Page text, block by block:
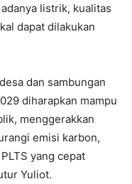
listrik, kualitas
dapat dilakukan
dan sambungan
diharapkan mampu
menggerakkan
emisi karbon,
yang cepat
Yuliot.